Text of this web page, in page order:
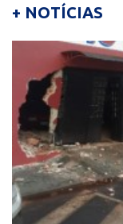
+ NOTÍCIAS